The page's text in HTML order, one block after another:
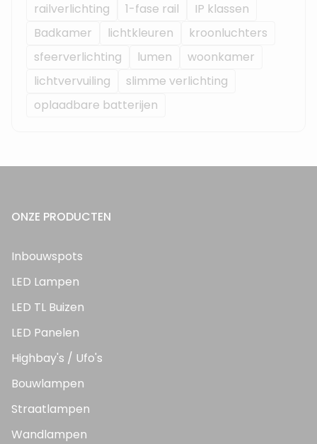
railverlichting
1-fase rail
IP klassen
Badkamer
lichtkleuren
kroonluchters
sfeerverlichting
lumen
woonkamer
lichtvervuiling
slimme verlichting
oplaadbare batterijen
ONZE PRODUCTEN
Inbouwspots
LED Lampen
LED TL Buizen
LED Panelen
Highbay's / Ufo's
Bouwlampen
Straatlampen
Wandlampen